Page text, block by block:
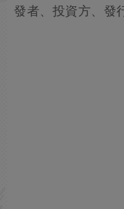
發者、投資方、發